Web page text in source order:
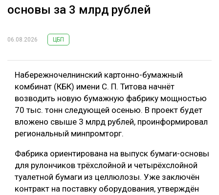
основы за 3 млрд рублей
06.08.2026 ЦБП
Набережночелнинский картонно-бумажный
комбинат (КБК) имени С. П. Титова начнёт
возводить новую бумажную фабрику мощностью
70 тыс. тонн следующей осенью. В проект будет
вложено свыше 3 млрд рублей, проинформировал
региональный минпромторг.
Фабрика ориентирована на выпуск бумаги-основы
для рулончиков трёхслойной и четырёхслойной
туалетной бумаги из целлюлозы. Уже заключён
контракт на поставку оборудования, утверждён